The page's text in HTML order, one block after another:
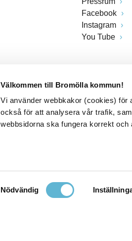
Välkommen till Bromölla kommun!
Vi använder webbkakor (cookies) för
också för att analysera vår trafik,
webbsidorna ska fungera korrekt
Samtyckesval
Nödvändig
Facebook
Instagram
You Tube